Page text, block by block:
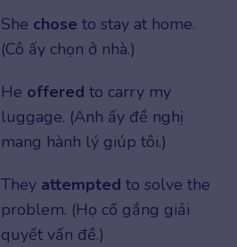
She chose to stay at home.
(Cô ấy chọn ở nhà.)
He offered to carry my
luggage. (Anh ấy đề nghị
mang hành lý giúp tôi.)
They attempted to solve the
problem. (Họ cố gắng giải
quyết vấn đề.)